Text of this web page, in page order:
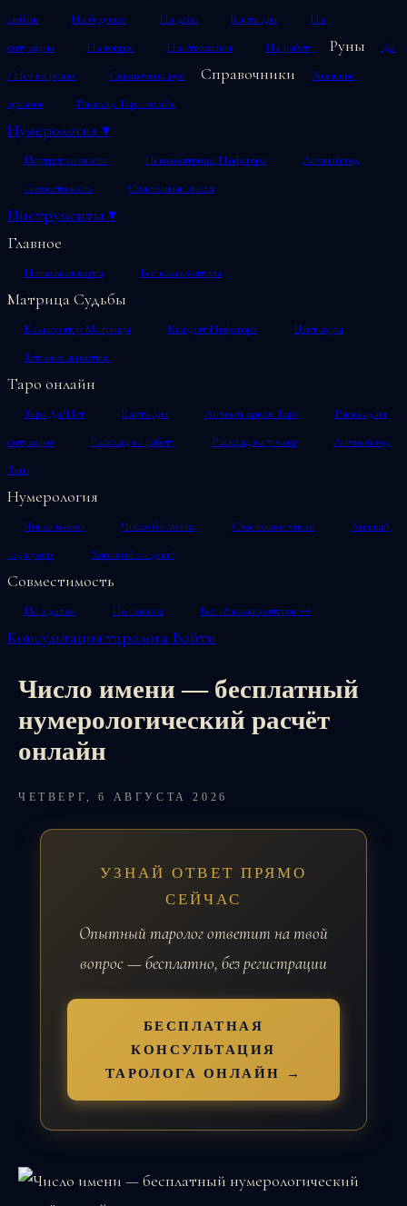
любовь
На будущее На день Карта дня
На
ситуацию
На вопрос На отношения На работу Руны
Да
/ Нет на рунах
Справочник рун Справочники
Значение
арканов
Расклад Таро онлайн
Нумерология ▾
Портрет личности Психоматрица Пифагора
Личный год
Совместимость
Счастливые числа
Инструменты ▾
Главное
Натальная карта Все калькуляторы
Матрица Судьбы
Калькулятор Матрицы Квадрат Пифагора
Цвет ауры
Тотемное животное
Таро онлайн
Таро Да/Нет Карта дня Личный аркан Таро
Расклад на
ситуацию
Расклад на работу Расклад на 7 чакр
Личный год
Таро
Нумерология
Число имени Число богатства Счастливое число
Личный
год нумер.
Хороший ли день?
Совместимость
По 2 датам По именам Все 18 калькуляторов →
Консультация таролога Войти
Число имени — бесплатный
нумерологический расчёт
онлайн
ЧЕТВЕРГ, 6 АВГУСТА 2026
УЗНАЙ ОТВЕТ ПРЯМО
СЕЙЧАС
Опытный таролог ответит на твой
вопрос — бесплатно, без регистрации
БЕСПЛАТНАЯ
КОНСУЛЬТАЦИЯ
ТАРОЛОГА ОНЛАЙН →